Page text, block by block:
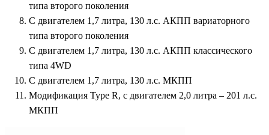
типа второго поколения
С двигателем 1,7 литра, 130 л.с. АКПП вариаторного
типа второго поколения
С двигателем 1,7 литра, 130 л.с. АКПП классического
типа 4WD
С двигателем 1,7 литра, 130 л.с. МКПП
Модификация Type R, с двигателем 2,0 литра – 201 л.с.
МКПП